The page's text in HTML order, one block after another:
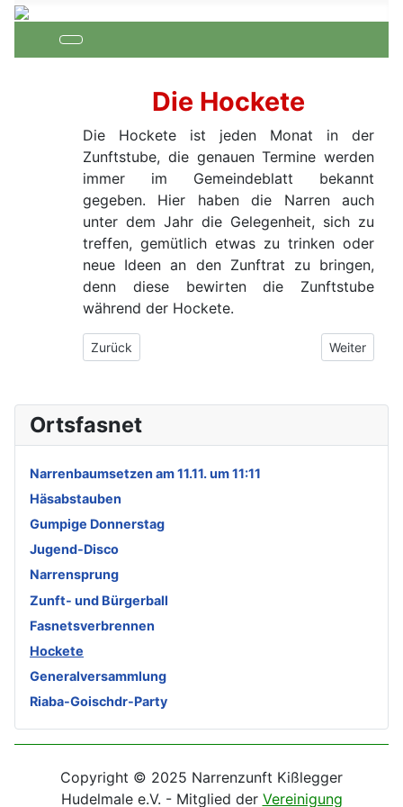
Die Hockete
Die Hockete ist jeden Monat in der
Zunftstube, die genauen Termine werden
immer im Gemeindeblatt bekannt
gegeben. Hier haben die Narren auch
unter dem Jahr die Gelegenheit, sich zu
treffen, gemütlich etwas zu trinken oder
neue Ideen an den Zunftrat zu bringen,
denn diese bewirten die Zunftstube
während der Hockete.
Vorheriger Beitrag: Das Fasnetsverbrennen
Zurück Nächster
Weiter
Ortsfasnet
Narrenbaumsetzen am 11.11. um 11:11
Häsabstauben
Gumpige Donnerstag
Jugend-Disco
Narrensprung
Zunft- und Bürgerball
Fasnetsverbrennen
Hockete
Generalversammlung
Riaba-Goischdr-Party
Copyright © 2025 Narrenzunft Kißlegger
Hudelmale e.V. - Mitglied der Vereinigung